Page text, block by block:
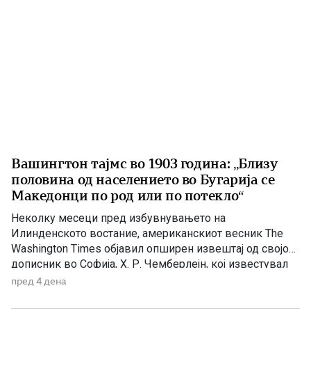
Вашингтон тајмс во 1903 година: „Близу
половина од населението во Бугарија се
Македонци по род или по потекло“
Неколку месеци пред избувнувањето на
Илинденското востание, американскиот весник The
Washington Times објавил опширен извештај од својот
дописник во Софија, Х. Р. Чемберлејн, кој известувал
за политичката состојба на Балканот, македонското
настаните во Македонија. Написот е објавен на 26
пред 4 дена